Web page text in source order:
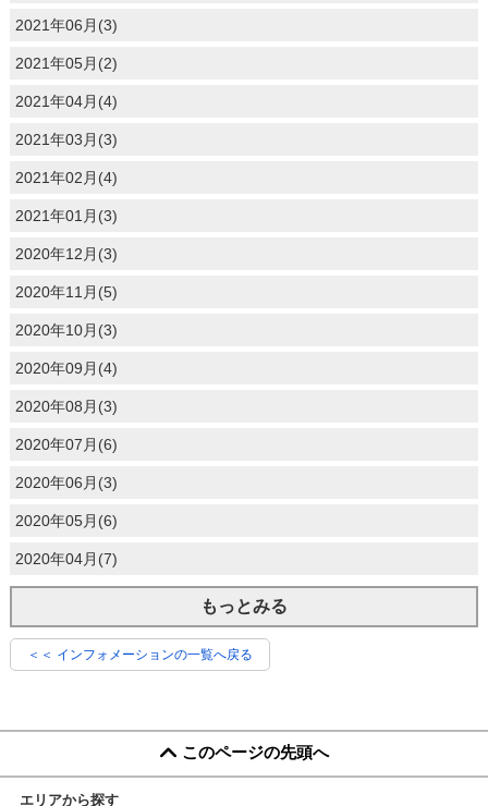
2021年06月(3)
2021年05月(2)
2021年04月(4)
2021年03月(3)
2021年02月(4)
2021年01月(3)
2020年12月(3)
2020年11月(5)
2020年10月(3)
2020年09月(4)
2020年08月(3)
2020年07月(6)
2020年06月(3)
2020年05月(6)
2020年04月(7)
もっとみる
＜＜ インフォメーションの一覧へ戻る
このページの先頭へ
エリアから探す